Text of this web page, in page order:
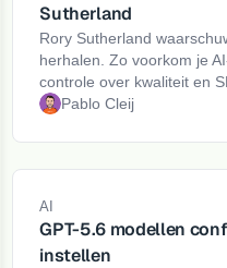
Sutherland
Rory Sutherland
herhalen. Zo voorkom je
controle over kwaliteit en
Pablo Cleij
AI
GPT-5.6 modellen
instellen